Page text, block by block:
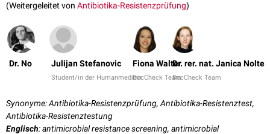
(Weitergeleitet von Antibiotika-Resistenzprüfung)
Dr. No Julijan Stefanovic
Student/in der Humanmedizin
Fiona Walter
DocCheck Team
Dr. rer. nat. Janica Nolte
DocCheck Team
Synonyme: Antibiotika-Resistenzprüfung, Antibiotika-Resistenztest,
Antibiotika-Resistenztestung
Englisch: antimicrobial resistance screening, antimicrobial